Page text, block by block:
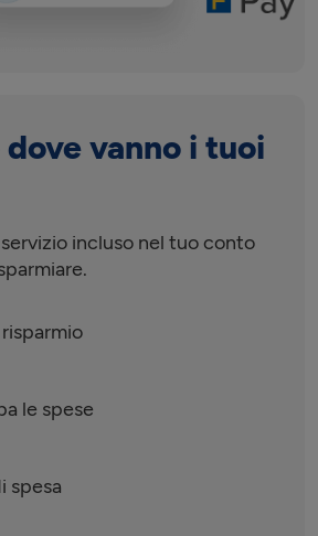
dove vanno i tuoi
incluso nel tuo conto
le spese
spesa